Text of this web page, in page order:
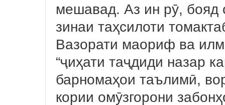
мешавад. Аз ин рӯ, бояд
зинаи таҳсилоти
Вазорати маориф ва
“ҷиҳати таҷдиди назар
барномаҳои таълимӣ,
кории омӯзгорони